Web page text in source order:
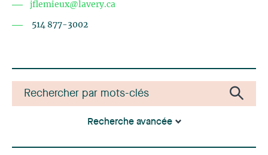
jflemieux@lavery.ca
514 877-3002
Recherche avancée